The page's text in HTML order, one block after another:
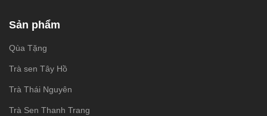
Sản phẩm
Qùa Tặng
Trà sen Tây Hồ
Trà Thái Nguyên
Trà Sen Thanh Trang